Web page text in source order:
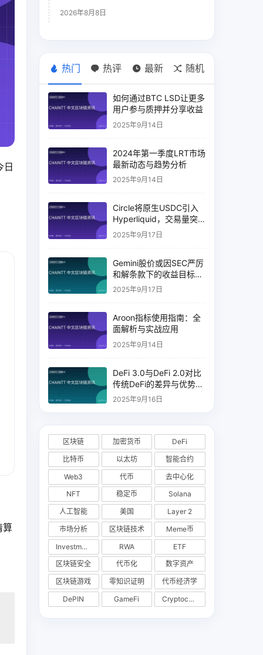
算
2026年8月8日
热门 热评 最新 随机
如何通过BTC LSD让更多
用户参与质押并分享收益
2025年9月14日
2024年第一季度LRT市场
最新动态与趋势分析
2025年9月14日
Circle将原生USDC引入
Hyperliquid，交易量突
破币安14%
2025年9月17日
Gemini股价或因SEC严厉
和解条款下的收益目标破
灭而下跌
2025年9月17日
Aroon指标使用指南：全
面解析与实战应用
2025年9月14日
DeFi 3.0与DeFi 2.0对比
传统DeFi的差异与优势分
析
2025年9月16日
区块链 加密货币
DeFi
比特币
以太坊
智能合约
Web3
代币
去中心化
NFT
稳定币
Solana
人工智能
美国
Layer 2
市场分析
区块链技术
Meme币
Investments
RWA
ETF
区块链安全
代币化
数字资产
区块链游戏
零知识证明
代币经济学
DePIN
GameFi Cryptocurrency Exchange